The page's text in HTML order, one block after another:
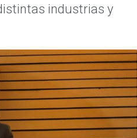
industrias y